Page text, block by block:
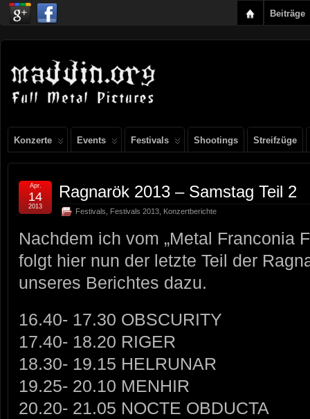
Beiträge
Konzerte Events Festivals Shootings Streifzüge
Ragnarök 2013 – Samstag Teil 2
Festivals Festivals 2013 Konzertberichte
Apr.
14
2013
Nachdem ich vom „Metal Franconia
folgt hier nun der letzte Teil der
unseres Berichtes dazu.
16.40- 17.30 OBSCURITY
17.40- 18.20 RIGER
18.30- 19.15 HELRUNAR
19.25- 20.10 MENHIR
20.20- 21.05 NOCTE OBDUCTA